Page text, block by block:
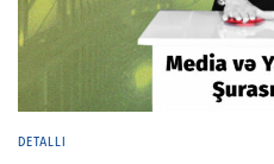
DETALLI